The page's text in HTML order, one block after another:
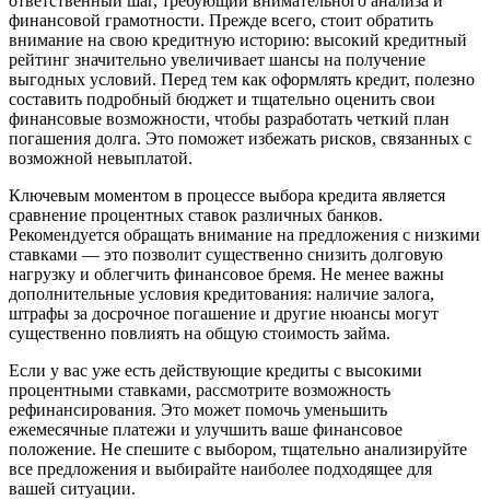
финансовой грамотности. Прежде всего, стоит обратить
внимание на свою кредитную историю: высокий кредитный
рейтинг значительно увеличивает шансы на получение
выгодных условий. Перед тем как оформлять кредит, полезно
составить подробный бюджет и тщательно оценить свои
финансовые возможности, чтобы разработать четкий план
погашения долга. Это поможет избежать рисков, связанных с
возможной невыплатой.
Ключевым моментом в процессе выбора кредита является
сравнение процентных ставок различных банков.
Рекомендуется обращать внимание на предложения с низкими
ставками — это позволит существенно снизить долговую
нагрузку и облегчить финансовое бремя. Не менее важны
дополнительные условия кредитования: наличие залога,
штрафы за досрочное погашение и другие нюансы могут
существенно повлиять на общую стоимость займа.
Если у вас уже есть действующие кредиты с высокими
процентными ставками, рассмотрите возможность
рефинансирования. Это может помочь уменьшить
ежемесячные платежи и улучшить ваше финансовое
положение. Не спешите с выбором, тщательно анализируйте
все предложения и выбирайте наиболее подходящее для
вашей ситуации.